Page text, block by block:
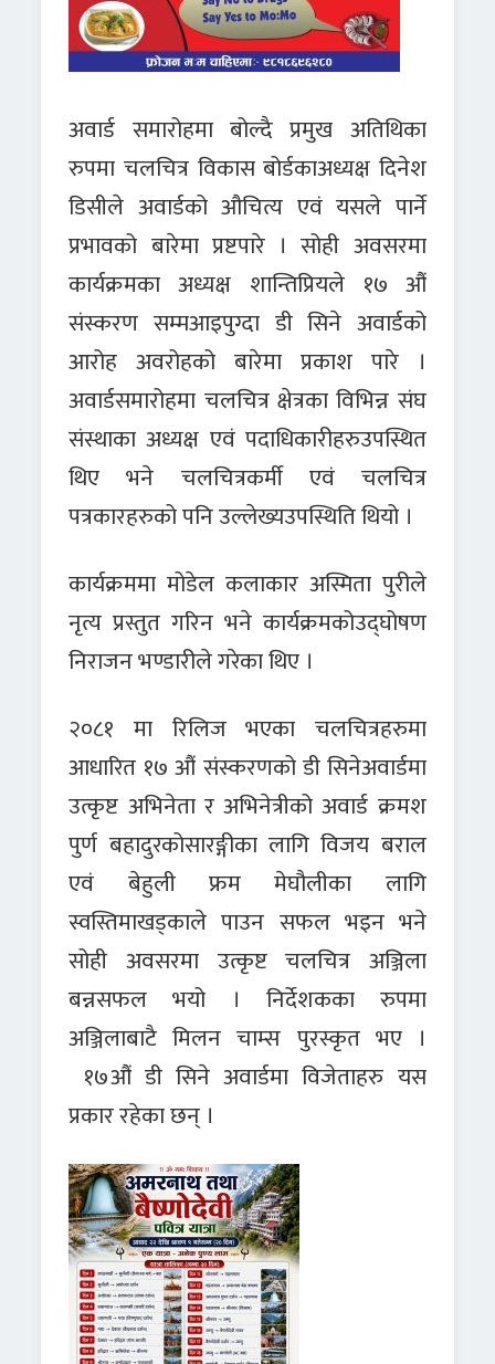
अवार्ड समारोहमा बोल्दै प्रमुख अतिथिका
रुपमा चलचित्र विकास बोर्डकाअध्यक्ष दिनेश
डिसीले अवार्डको औचित्य एवं यसले पार्ने
प्रभावको बारेमा प्रष्टपारे । सोही अवसरमा
कार्यक्रमका अध्यक्ष शान्तिप्रियले १७ औं
संस्करण सम्मआइपुग्दा डी सिने अवार्डको
आरोह अवरोहको बारेमा प्रकाश पारे ।
अवार्डसमारोहमा चलचित्र क्षेत्रका विभिन्न संघ
संस्थाका अध्यक्ष एवं पदाधिकारीहरुउपस्थित
थिए भने चलचित्रकर्मी एवं चलचित्र
पत्रकारहरुको पनि उल्लेख्यउपस्थिति थियो ।
कार्यक्रममा मोडेल कलाकार अस्मिता पुरीले
नृत्य प्रस्तुत गरिन भने कार्यक्रमकोउद्घोषण
निराजन भण्डारीले गरेका थिए ।
२०८१ मा रिलिज भएका चलचित्रहरुमा
आधारित १७ औं संस्करणको डी सिनेअवार्डमा
उत्कृष्ट अभिनेता र अभिनेत्रीको अवार्ड क्रमश
पुर्ण बहादुरकोसारङ्गीका लागि विजय बराल
एवं बेहुली फ्रम मेघौलीका लागि
स्वस्तिमाखड्काले पाउन सफल भइन भने
सोही अवसरमा उत्कृष्ट चलचित्र अञ्जिला
बन्नसफल भयो । निर्देशकका रुपमा
अञ्जिलाबाटै मिलन चाम्स पुरस्कृत भए ।
१७औं डी सिने अवार्डमा विजेताहरु यस
प्रकार रहेका छन् ।